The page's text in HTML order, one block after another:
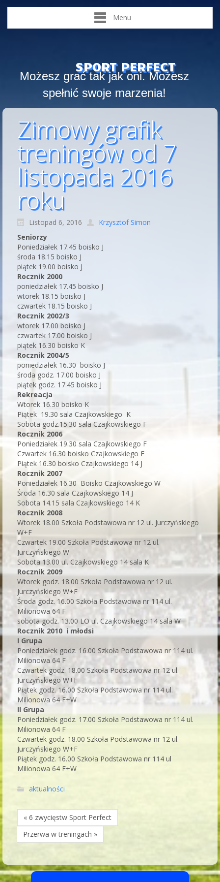
Menu
SPORT PERFECT
Możesz grać tak jak oni. Możesz
spełnić swoje marzenia!
Zimowy grafik
treningów od 7
listopada 2016
roku
Listopad 6, 2016
Krzysztof Simon
Seniorzy
Poniedziałek 17.45 boisko J
środa 18.15 boisko J
piątek 19.00 boisko J
Rocznik 2000
poniedziałek 17.45 boisko J
wtorek 18.15 boisko J
czwartek 18.15 boisko J
Rocznik 2002/3
wtorek 17.00 boisko J
czwartek 17.00 boisko J
piątek 16.30 boisko K
Rocznik 2004/5
poniedziałek 16.30 boisko J
środa godz. 17.00 boisko J
piątek godz. 17.45 boisko J
Rekreacja
Wtorek 16.30 boisko K
Piątek 19.30 sala Czajkowskiego K
Sobota godz.15.30 sala Czajkowskiego F
Rocznik 2006
Poniedziałek 19.30 sala Czajkowskiego F
Czwartek 16.30 boisko Czajkowskiego F
Piątek 16.30 boisko Czajkowskiego 14 J
Rocznik 2007
Poniedziałek 16.30 Boisko Czajkowskiego W
Środa 16.30 sala Czajkowskiego 14 J
Sobota 14.15 sala Czajkowskiego 14 K
Rocznik 2008
Wtorek 18.00 Szkoła Podstawowa nr 12 ul. Jurczyńskiego
W+F
Czwartek 19.00 Szkoła Podstawowa nr 12 ul.
Jurczyńskiego W
Sobota 13.00 ul. Czajkowskiego 14 sala K
Rocznik 2009
Wtorek godz. 18.00 Szkoła Podstawowa nr 12 ul.
Jurczyńskiego W+F
Środa godz. 16.00 Szkoła Podstawowa nr 114 ul.
Milionowa 64 F
sobota godz. 13.00 LO ul. Czajkowskiego 14 sala W
Rocznik 2010 i młodsi
I Grupa
Poniedziałek godz. 16.00 Szkoła Podstawowa nr 114 ul.
Milionowa 64 F
Czwartek godz. 18.00 Szkoła Podstawowa nr 12 ul.
Jurczyńskiego W+F
Piątek godz. 16.00 Szkoła Podstawowa nr 114 ul.
Milionowa 64 F+W
II Grupa
Poniedziałek godz. 17.00 Szkoła Podstawowa nr 114 ul.
Milionowa 64 F
Czwartek godz. 18.00 Szkoła Podstawowa nr 12 ul.
Jurczyńskiego W+F
Piątek godz. 16.00 Szkoła Podstawowa nr 114 ul
Milionowa 64 F+W
aktualności
« 6 zwycięstw Sport Perfect
Przerwa w treningach »